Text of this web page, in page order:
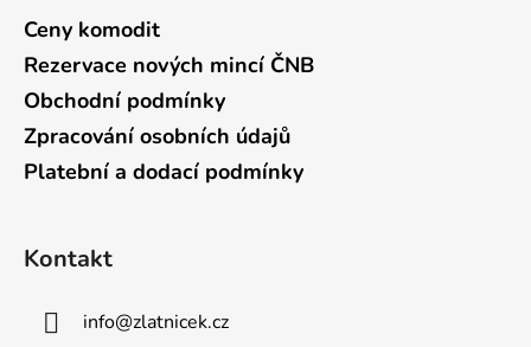
Ceny komodit
Rezervace nových mincí ČNB
Obchodní podmínky
Zpracování osobních údajů
Platební a dodací podmínky
Kontakt
info@zlatnicek.cz